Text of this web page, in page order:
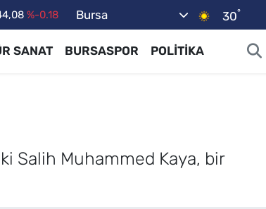
%0.18
Bursa 30°
SANAT BURSASPOR POLİTİKA
Salih Muhammed Kaya, bir